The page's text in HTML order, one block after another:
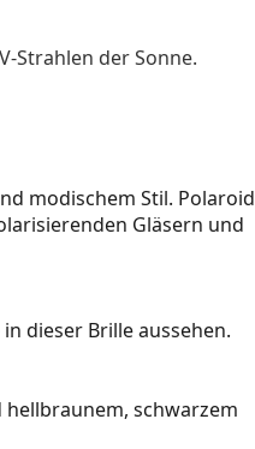
Strahlen der Sonne.
modischem Stil. Polaroid
Gläsern und
dieser Brille aussehen.
schwarzem